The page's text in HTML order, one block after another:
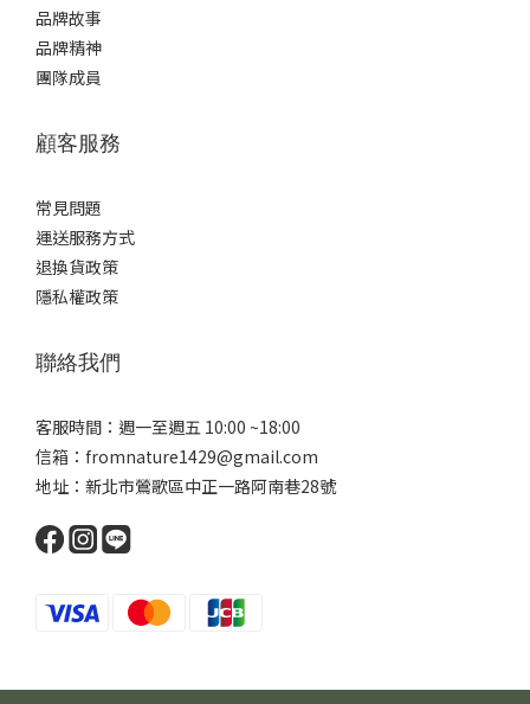
品牌故事
品牌精神
團隊成員
顧客服務
常見問題
運送服務方式
退換貨政策
隱私權政策
聯絡我們
客服時間：週一至週五 10:00 ~18:00
信箱：fromnature1429@gmail.com
地址：新北市鶯歌區中正一路阿南巷28號